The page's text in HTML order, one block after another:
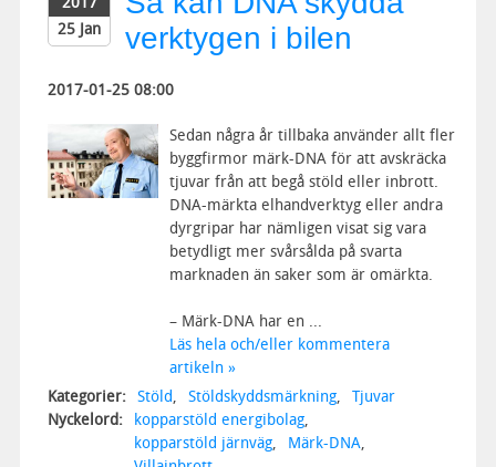
25 Jan
verktygen i bilen
2017-01-25 08:00
Sedan några år tillbaka använder allt fler
byggfirmor märk-DNA för att avskräcka
tjuvar från att begå stöld eller inbrott.
DNA-märkta elhandverktyg eller andra
dyrgripar har nämligen visat sig vara
betydligt mer svårsålda på svarta
marknaden än saker som är omärkta.
– Märk-DNA har en ...
Läs hela och/eller kommentera
artikeln »
Kategorier: Stöld, Stöldskyddsmärkning,
Tjuvar
Nyckelord:
kopparstöld energibolag,
kopparstöld järnväg, Märk-DNA,